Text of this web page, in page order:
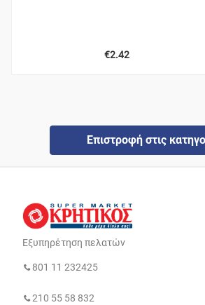
€2.42
Επιστροφή στις
Εξυπηρέτηση πελατών
801 11 232425
210 55 58 832